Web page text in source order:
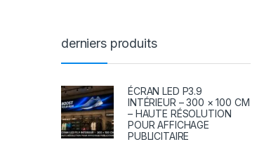
derniers produits
ÉCRAN LED P3.9
INTÉRIEUR – 300 × 100 CM
– HAUTE RÉSOLUTION
POUR AFFICHAGE
PUBLICITAIRE